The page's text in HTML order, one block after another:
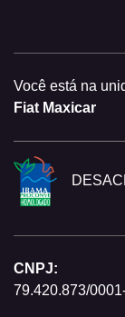
Você está na
Fiat Maxicar
CNPJ:
79.420.873/